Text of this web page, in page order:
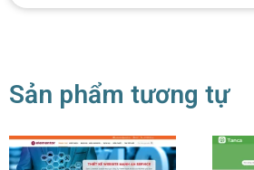
Sản phẩm tương tự